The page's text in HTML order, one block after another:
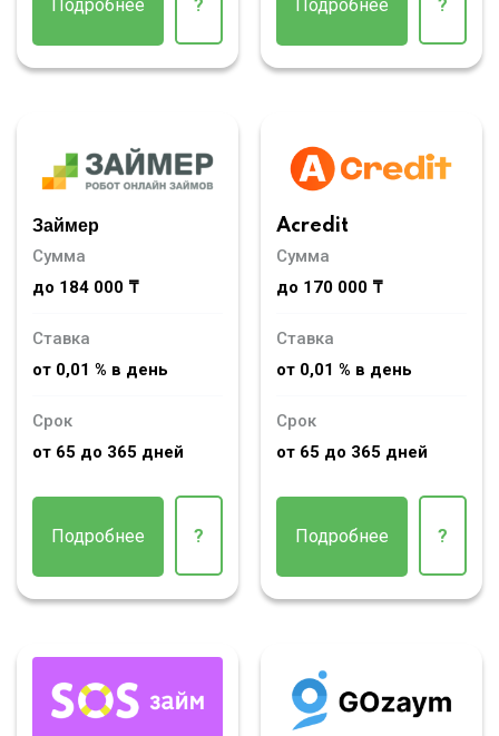
Подробнее ? Подробнее ?
Займер
Сумма
до 184 000 ₸
Ставка
от 0,01 % в день
Срок
от 65 до 365 дней
Подробнее ?
Acredit
Сумма
до 170 000 ₸
Ставка
от 0,01 % в день
Срок
от 65 до 365 дней
Подробнее ?